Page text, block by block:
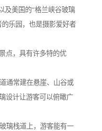
及美国的“格兰峡谷玻璃
乐园，也是摄影爱好者
点，具有许多特的优
通常建在悬崖、山谷或
设计让游客可以俯瞰广
璃栈道上，游客能有一